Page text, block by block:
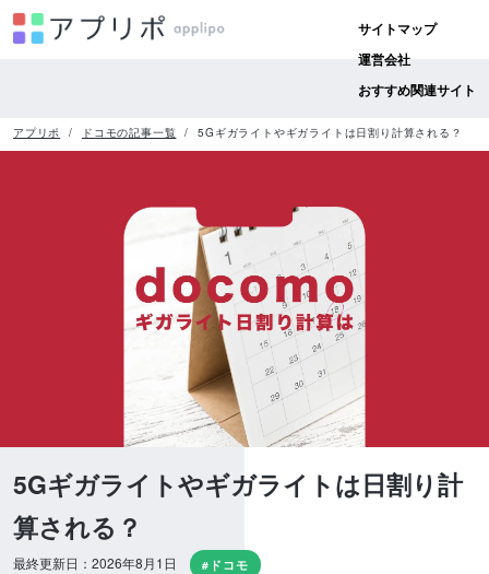
サイトマップ
運営会社
おすすめ関連サイト
アプリポ ドコモの記事一覧 5Gギガライトやギガライトは日割り計算される？
5Gギガライトやギガライトは日割り計
算される？
最終更新日：2026年8月1日 #ドコモ